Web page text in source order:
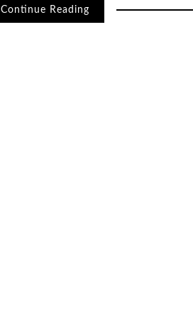
Continue Reading